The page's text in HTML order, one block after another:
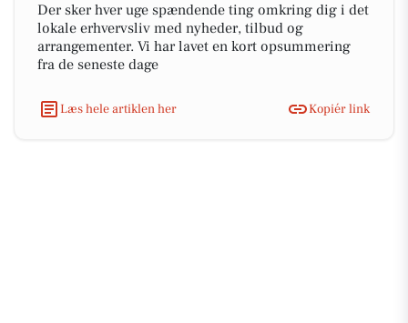
Der sker hver uge spændende ting omkring dig i det
lokale erhvervsliv med nyheder, tilbud og
arrangementer. Vi har lavet en kort opsummering
fra de seneste dage
Læs hele artiklen her Kopiér link